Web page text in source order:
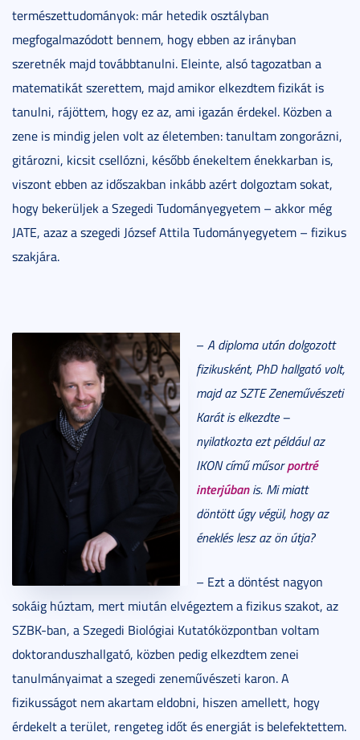
természettudományok: már hetedik osztályban
megfogalmazódott bennem, hogy ebben az irányban
szeretnék majd továbbtanulni. Eleinte, alsó tagozatban a
matematikát szerettem, majd amikor elkezdtem fizikát is
tanulni, rájöttem, hogy ez az, ami igazán érdekel. Közben a
zene is mindig jelen volt az életemben: tanultam zongorázni,
gitározni, kicsit csellózni, később énekeltem énekkarban is,
viszont ebben az időszakban inkább azért dolgoztam sokat,
hogy bekerüljek a Szegedi Tudományegyetem – akkor még
JATE, azaz a szegedi József Attila Tudományegyetem – fizikus
szakjára.
– A diploma után dolgozott
fizikusként, PhD hallgató volt,
majd az SZTE Zeneművészeti
Karát is elkezdte –
nyilatkozta ezt például az
IKON című műsorportré
interjúbanis. Mi miatt
döntött úgy végül, hogy az
éneklés lesz az ön útja?
– Ezt a döntést nagyon
sokáig húztam, mert miután elvégeztem a fizikus szakot, az
SZBK-ban, a Szegedi Biológiai Kutatóközpontban voltam
doktoranduszhallgató, közben pedig elkezdtem zenei
tanulmányaimat a szegedi zeneművészeti karon. A
fizikusságot nem akartam eldobni, hiszen amellett, hogy
érdekelt a terület, rengeteg időt és energiát is belefektettem.